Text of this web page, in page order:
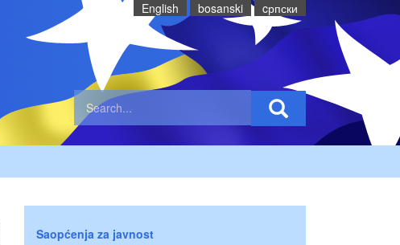
English bosanski cрпски
Saopćenja za javnost